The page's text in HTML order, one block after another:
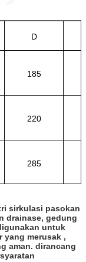
D
185
220
285
sirkulasi pasokan
drainase, gedung
untuk
yang merusak ,
aman. dirancang